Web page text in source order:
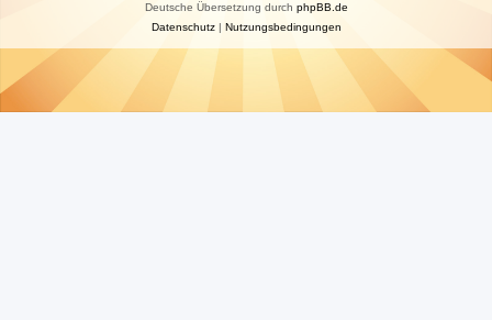
Deutsche Übersetzung durch phpBB.de
Datenschutz| Nutzungsbedingungen